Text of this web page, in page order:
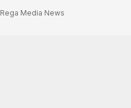
Media News